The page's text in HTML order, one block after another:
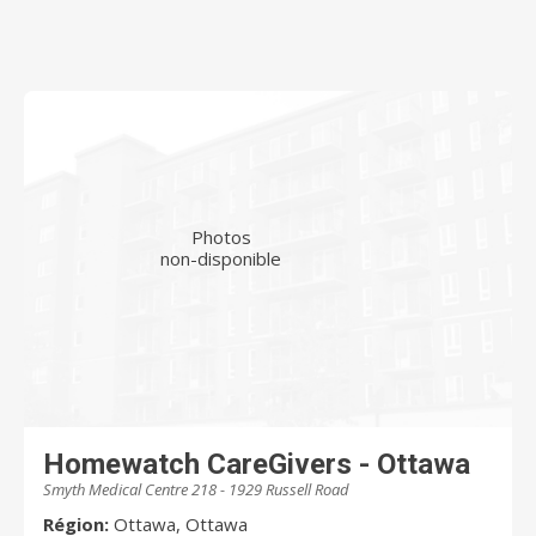
Photos
non-disponible
Homewatch CareGivers - Ottawa
Smyth Medical Centre 218 - 1929 Russell Road
Région: Ottawa, Ottawa